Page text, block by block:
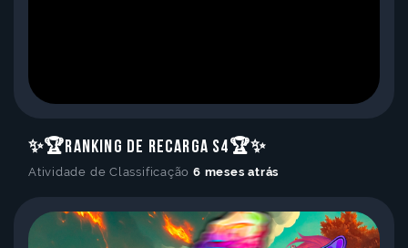
✨🏆Ranking de Recarga S4🏆✨
Atividade de Classificação 6 meses atrás